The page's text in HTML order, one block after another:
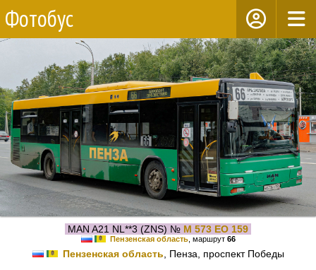
Фотобус
MAN A21 NL**3 (ZNS) № М 573 ЕО 159
Пензенская область, маршрут 66
Пензенская область , Пенза, проспект Победы